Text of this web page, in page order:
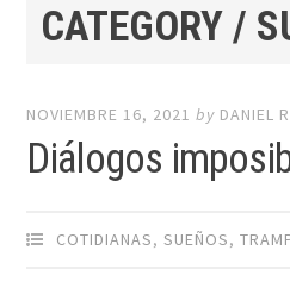
CATEGORY /
NOVIEMBRE 16, 2021 by DANIEL
Diálogos
COTIDIANAS,SUEÑOS,